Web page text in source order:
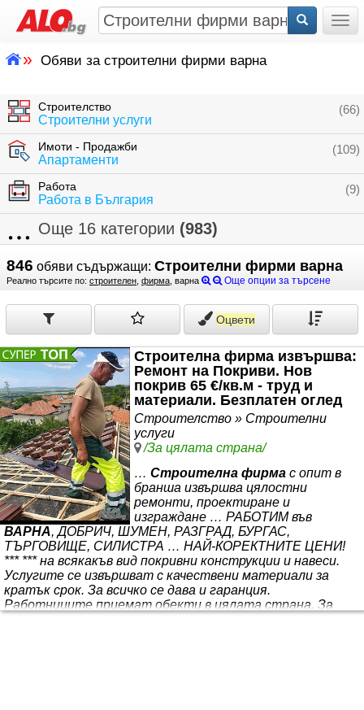
» Обяви за строителни фирми варна
(66)
Строителство
Строителни услуги
(109)
Имоти - Продажби
Апартаменти
(9)
Работа
Работа в България
Още 16 категории (983)
846 обяви съдържащи: Строителни фирми варна
Реално търсите по: строителен фирма , варна Още опции за търсене
Оцвети
Строителна фирма извършва:
Ремонт на Покриви. Нов
покрив 65 €/кв.м - труд и
материали. Безплатен оглед
Строителство » Строителни
услуги
/За цялата страна/
… Строителна фирма с опит в
бранша извършва цялостни
ремонти, проектиране и
изграждане … РАБОТИМ във
ВАРНА, ДОБРИЧ, ШУМЕН, РАЗГРАД, БУРГАС,
ТЪРГОВИЩЕ, СИЛИСТРА … НАЙ-КОРЕКТНИТЕ ЦЕНИ!
*** *** на всякакъв вид покривни конструкции и навеси.
Услугите се извършват с качествени материали за
кратък срок. За всичко се дава и гаранция.
Работниците приемат обекти в цялата страна. За